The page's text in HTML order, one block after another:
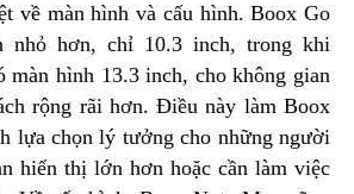
về màn hình và cấu hình. Boox Go
nhỏ hơn, chỉ 10.3 inch, trong khi
màn hình 13.3 inch, cho không gian
rộng rãi hơn. Điều này làm Boox
lựa chọn lý tưởng cho những người
hiển thị lớn hơn hoặc cần làm việc